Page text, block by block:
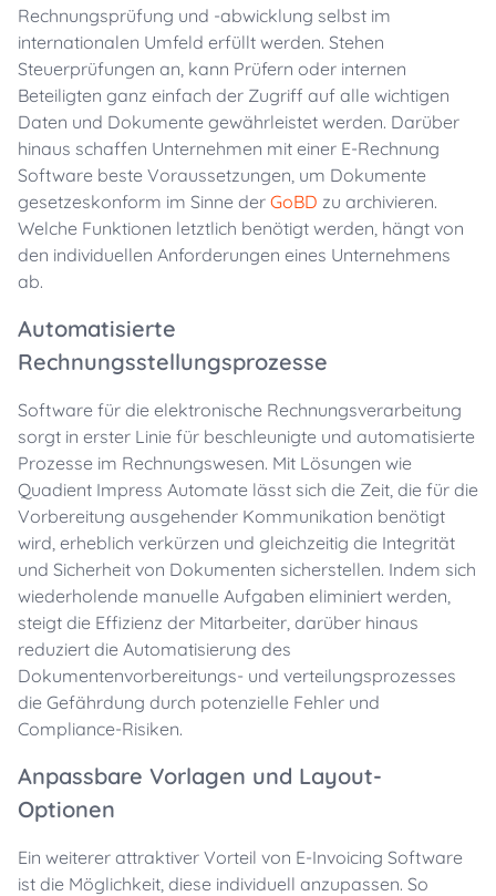
Rechnungsprüfung und -abwicklung selbst im
internationalen Umfeld erfüllt werden. Stehen
Steuerprüfungen an, kann Prüfern oder internen
Beteiligten ganz einfach der Zugriff auf alle wichtigen
Daten und Dokumente gewährleistet werden. Darüber
hinaus schaffen Unternehmen mit einer E-Rechnung
Software beste Voraussetzungen, um Dokumente
gesetzeskonform im Sinne der GoBD zu archivieren.
Welche Funktionen letztlich benötigt werden, hängt von
den individuellen Anforderungen eines Unternehmens
ab.
Automatisierte
Rechnungsstellungsprozesse
Software für die elektronische Rechnungsverarbeitung
sorgt in erster Linie für beschleunigte und automatisierte
Prozesse im Rechnungswesen. Mit Lösungen wie
Quadient Impress Automate lässt sich die Zeit, die für die
Vorbereitung ausgehender Kommunikation benötigt
wird, erheblich verkürzen und gleichzeitig die Integrität
und Sicherheit von Dokumenten sicherstellen. Indem sich
wiederholende manuelle Aufgaben eliminiert werden,
steigt die Effizienz der Mitarbeiter, darüber hinaus
reduziert die Automatisierung des
Dokumentenvorbereitungs- und verteilungsprozesses
die Gefährdung durch potenzielle Fehler und
Compliance-Risiken.
Anpassbare Vorlagen und Layout-
Optionen
Ein weiterer attraktiver Vorteil von E-Invoicing Software
ist die Möglichkeit, diese individuell anzupassen. So